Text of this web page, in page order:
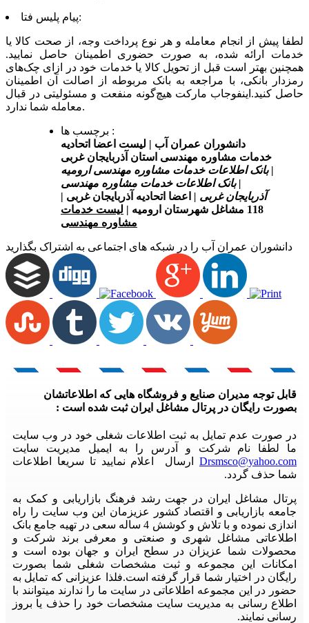
پیام پلیس فتا:
لطفا پیش از انجام معامله و هر نوع پرداخت وجه، از صحت کالا یا
خدمات ارائه شده، به صورت حضوری اطمینان حاصل نمایید.
همچنین بهتر است قبل از تحویل کالا یا خدمات خود در ازای چک‌های
رمزدار بانکی، با مراجعه به بانک مربوطه از اصالت آن اطمینان
حاصل کنید.اینفوجاب مارکت هیچ‌گونه منفعت و مسئولیتی در قبال
معامله شما ندارد.
برچسب ها :
دانشوران عمران آب | لیست اعضا اتحادیه
خدمات مشاوره مهندسی استان آذربایجان غربی
| بانک اطلاعات خدمات مشاوره مهندسی ارومیه
| بانک اطلاعات خدمات مشاوره مهندسی
آذربایجان غربی | اعضا اتحادیه آذربایجان غربی |
118 مشاغل شهرستان ارومیه |
لیست خدمات
مشاوره مهندسی
دانشوران عمران آب را در شبکه های اجتماعی به اشتراک بگذارید
قابل توجه مدیران صنایع و فروشگاه هایی که اطلاعاتشان
بصورت رایگان در پرتال مشاغل ایران ثبت شده است :
در صورت عدم تمایل به ثبت اطلاعات شغلی خود در وب سایت
ما لطفا نام شرکت و آدرس را به ایمیل مدیریت سایت
Drsmsco@yahoo.com ارسال اعلام نمایید تا سریعا اطلاعات
شما حذف گردد.
پرتال مشاغل ایران در جهت رشد فرهنگ بازاریابی و کمک به
جامعه بازاریابی و اقتصاد کشور عزیزمان این وب سایت را راه
اندازی نموده و با تلاش و کوشش 4 ساله سعی در تهیه جامع بانک
اطلاعاتی مشاغل شهری و صنعتی و معرفی برند شرکت و
محصولات شما عزیزان در سطح ایران و جهان بوده است و
امکانات این مجموعه و ثبت مشخصات شغلی شما بصورت
رایگان در اختیار شما قرار گرفته است.فلذا عزیزانی که تمایل به
حضور در این مجموعه اطلاعاتی در سایت ما را ندارند میتوانند با
اطلاع رسانی به مدیریت سایت مشخصات خود را حذف یا بروز
رسانی نمایند.